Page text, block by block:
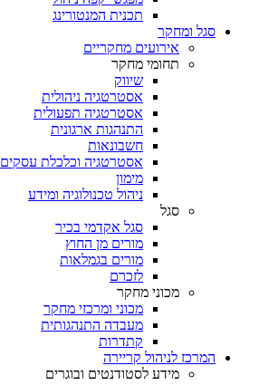
תכנית המנטורינג
סגל ומחקר
אירועים מחקריים
תחומי מחקר
שיווק
אסטרטגיה ניהולית
אסטרטגיה תפעולית
התנהגות ארגונית
חשבונאות
אסטרטגיה וכלכלת עסקים
מימון
ניהול טכנולוגיה ומידע
סגל
סגל אקדמי בכיר
מורים מן החוץ
מורים בגמלאות
לזכרם
מכוני מחקר
מכוני ומרכזי מחקר
מעבדה התנהגותית
קתדרות
המרכז לניהול קריירה
מידע לסטודנטים ובוגרים